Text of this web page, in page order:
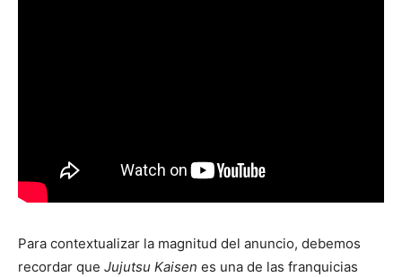
Para contextualizar la magnitud del anuncio, debemos
recordar que Jujutsu Kaisen es una de las franquicias